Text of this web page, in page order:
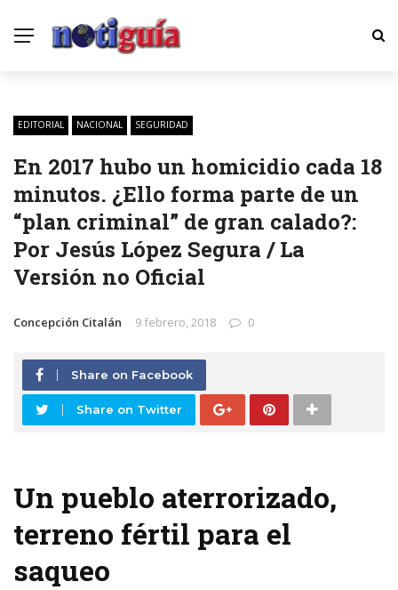
EDITORIAL NACIONAL SEGURIDAD
En 2017 hubo un homicidio cada 18
minutos. ¿Ello forma parte de un
“plan criminal” de gran calado?:
Por Jesús López Segura / La
Versión no Oficial
Concepción Citalán 9 febrero, 2018 0
Share on Facebook
Share on Twitter
Un pueblo aterrorizado,
terreno fértil para el
saqueo